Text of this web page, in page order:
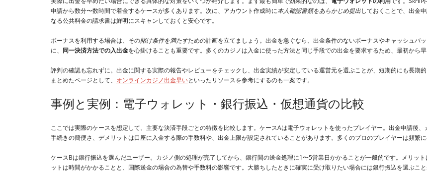
申請から数分〜数時間で着金するケースが多くあります。次に、アカウント作成時に本人確認書類をあらかじめ提出しておくことで、出金
なる公共料金の請求書は鮮明にスキャンしておくと安心です。
ボーナスを利用する場合は、その賭け条件を満たすための計画を立てましょう。出金を急ぐなら、出金条件のないボーナスやキャッシュバ
に、 同一決済方法での入出金を心掛けることも重要です。多くのカジノは入金に使った方法と同じ手段での出金を要求するため、最初から
評判の確認も忘れずに。出金に関する実際の報告やレビューをチェックし、出金実績が安定している運営元を選ぶことが、短期的にも長期
まとめたページとして、 オンラインカジノ出金早いといったリソースを参考にするのも一案です。
事例と実例：電子ウォレット・銀行振込・仮想通貨の比較
ここでは実際のケースを想定して、主要な決済手段ごとの特徴を比較します。ケースAは電子ウォレットを使ったプレイヤー。出金申請後
手続きの簡便さ、デメリットは口座に入金する際の手数料や、出金上限が設定されていることがあります。多くのプロのプレイヤーは頻繁
ケースBは銀行振込を選んだユーザー。カジノ側の処理が完了してから、銀行間の送金処理に1〜5営業日かかることが一般的です。メリッ
ットは時間がかかることと、国際送金の場合の為替や手数料の影響です。大勝ちしたときに確実に受け取りたい場合には銀行振込を選ぶこと